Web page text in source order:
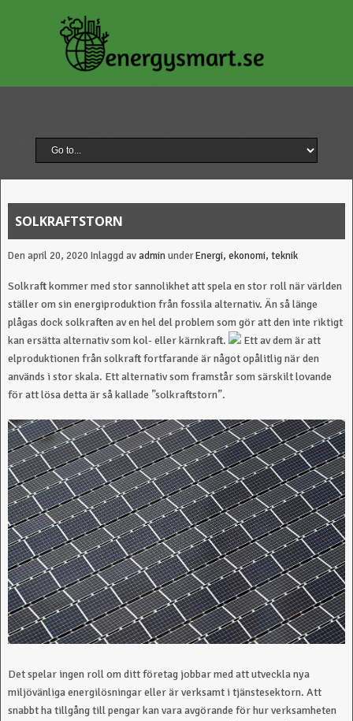
SOLKRAFTSTORN
Den april 20, 2020 Inlaggd avadminunderEnergi, ekonomi, teknik
Solkraft kommer med stor sannolikhet att spela en stor roll när världen
ställer om sin energiproduktion från fossila alternativ. Än så länge
plågas dock solkraften av en hel del problem som gör att den inte riktigt
kan ersätta alternativ som kol- eller kärnkraft.
Ett av dem är att
elproduktionen från solkraft fortfarande är något opålitlig när den
används i stor skala. Ett alternativ som framstår som särskilt lovande
för att lösa detta är så kallade ”solkraftstorn”.
Det spelar ingen roll om ditt företag jobbar med att utveckla nya
miljövänliga energilösningar eller är verksamt i tjänstesektorn. Att
snabbt ha tillgång till pengar kan vara avgörande för hur verksamheten